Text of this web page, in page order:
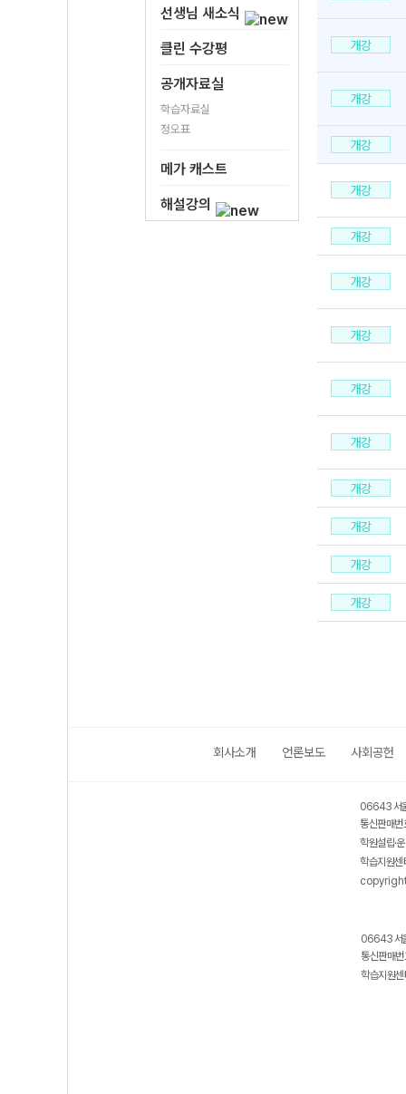
선생님 새소식
클린 수강평
공개자료실
학습자료실
정오표
메가 캐스트
해설강의
개강
개강
개강
개강
개강
개강
개강
개강
개강
개강
개강
개강
개강
회사소개 언론보도 사회공헌
06643 서
통신판매
학원설립·
학습지원
06643 서
통신판매
학습지원